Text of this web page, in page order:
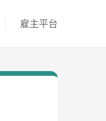
雇主平台